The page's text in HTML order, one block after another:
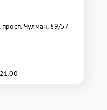
Чулман, 89/57